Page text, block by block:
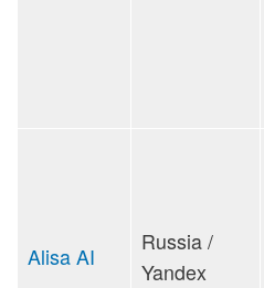
Alisa AI
Russia /
Yandex